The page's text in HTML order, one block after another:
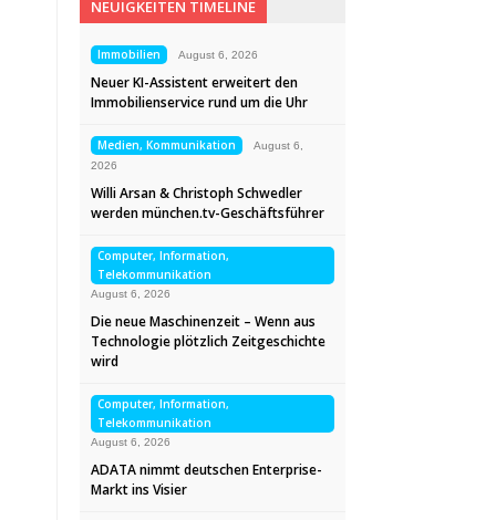
NEUIGKEITEN TIMELINE
Immobilien August 6, 2026
Neuer KI-Assistent erweitert den
Immobilienservice rund um die Uhr
Medien, Kommunikation
August 6,
2026
Willi Arsan & Christoph Schwedler
werden münchen.tv-Geschäftsführer
Computer, Information,
Telekommunikation
August 6, 2026
Die neue Maschinenzeit – Wenn aus
Technologie plötzlich Zeitgeschichte
wird
Computer, Information,
Telekommunikation
August 6, 2026
ADATA nimmt deutschen Enterprise-
Markt ins Visier